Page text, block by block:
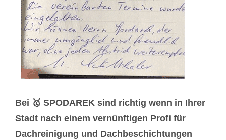
Bei 🥇 SPODAREK sind richtig wenn in Ihrer
Stadt nach einem vernünftigen Profi für
Dachreinigung und Dachbeschichtungen